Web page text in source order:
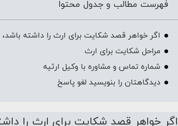
فهرست مطالب و جدول محتوا
اگر خواهر قصد شکایت برای ارث را داشته باشد،
مراحل شکایت برای ارث
شماره تماس و مشاوره با وکیل ارثیه
دیدگاهتان را بنویسید لغو پاسخ
اگر خواهر قصد شکایت برای ارث را